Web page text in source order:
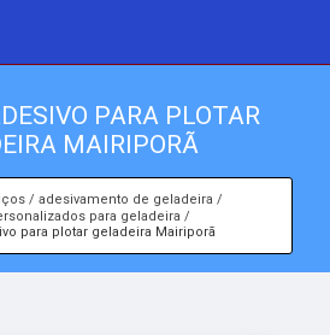
PARA PLOTAR
MAIRIPORÃ
adesivamento de geladeira
para geladeira
para plotar geladeira Mairiporã